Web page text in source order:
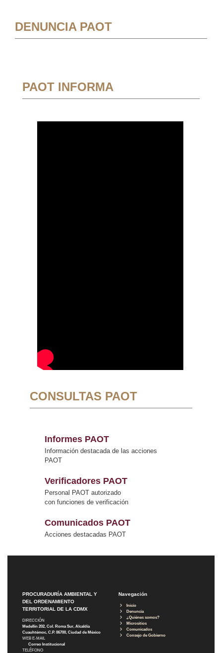
DENUNCIA PAOT
PAOT INFORMA
CONSULTAS PAOT
Informes PAOT
Información destacada de las acciones
PAOT
Verificadores PAOT
Personal PAOT autorizado
con funciones de verificación
Comunicados PAOT
Acciones destacadas PAOT
PROCURADURÍA AMBIENTAL Y
DEL ORDENAMIENTO
TERRITORIAL DE LA CDMX
DIRECCIÓN
Medellín 202, Col. Roma Sur, Alcaldía
Cuauhtémoc, C.P. 06700, Ciudad de México
WEB E-MAIL
Correo Institucional
TELÉFONO
Navegación
Inicio
Denuncia
¿Quiénes somos?
Micrositios
Comunicados
Consejo de Gobierno